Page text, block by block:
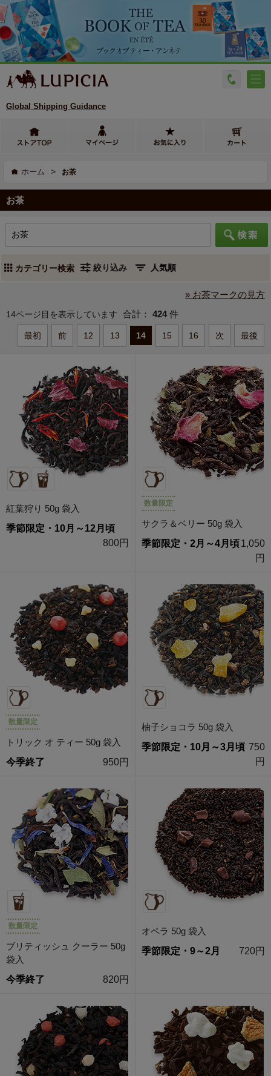
Global Shipping Guidance
ホーム > お茶
お茶
カテゴリー検索 絞り込み
» お茶マークの見方
14ページ目を表示しています 合計： 424件
最初 前 12 13 14 15 16 次 最後
紅葉狩り 50g 袋入
季節限定・10月～12月頃
800円
数量限定
サクラ＆ベリー 50g 袋入
季節限定・2月～4月頃1,050
円
数量限定
トリック オ ティー 50g 袋入
今季終了
950円
柚子ショコラ 50g 袋入
季節限定・10月～3月頃 750
円
数量限定
ブリティッシュ クーラー 50g
袋入
今季終了
820円
オペラ 50g 袋入
季節限定・9～2月
720円